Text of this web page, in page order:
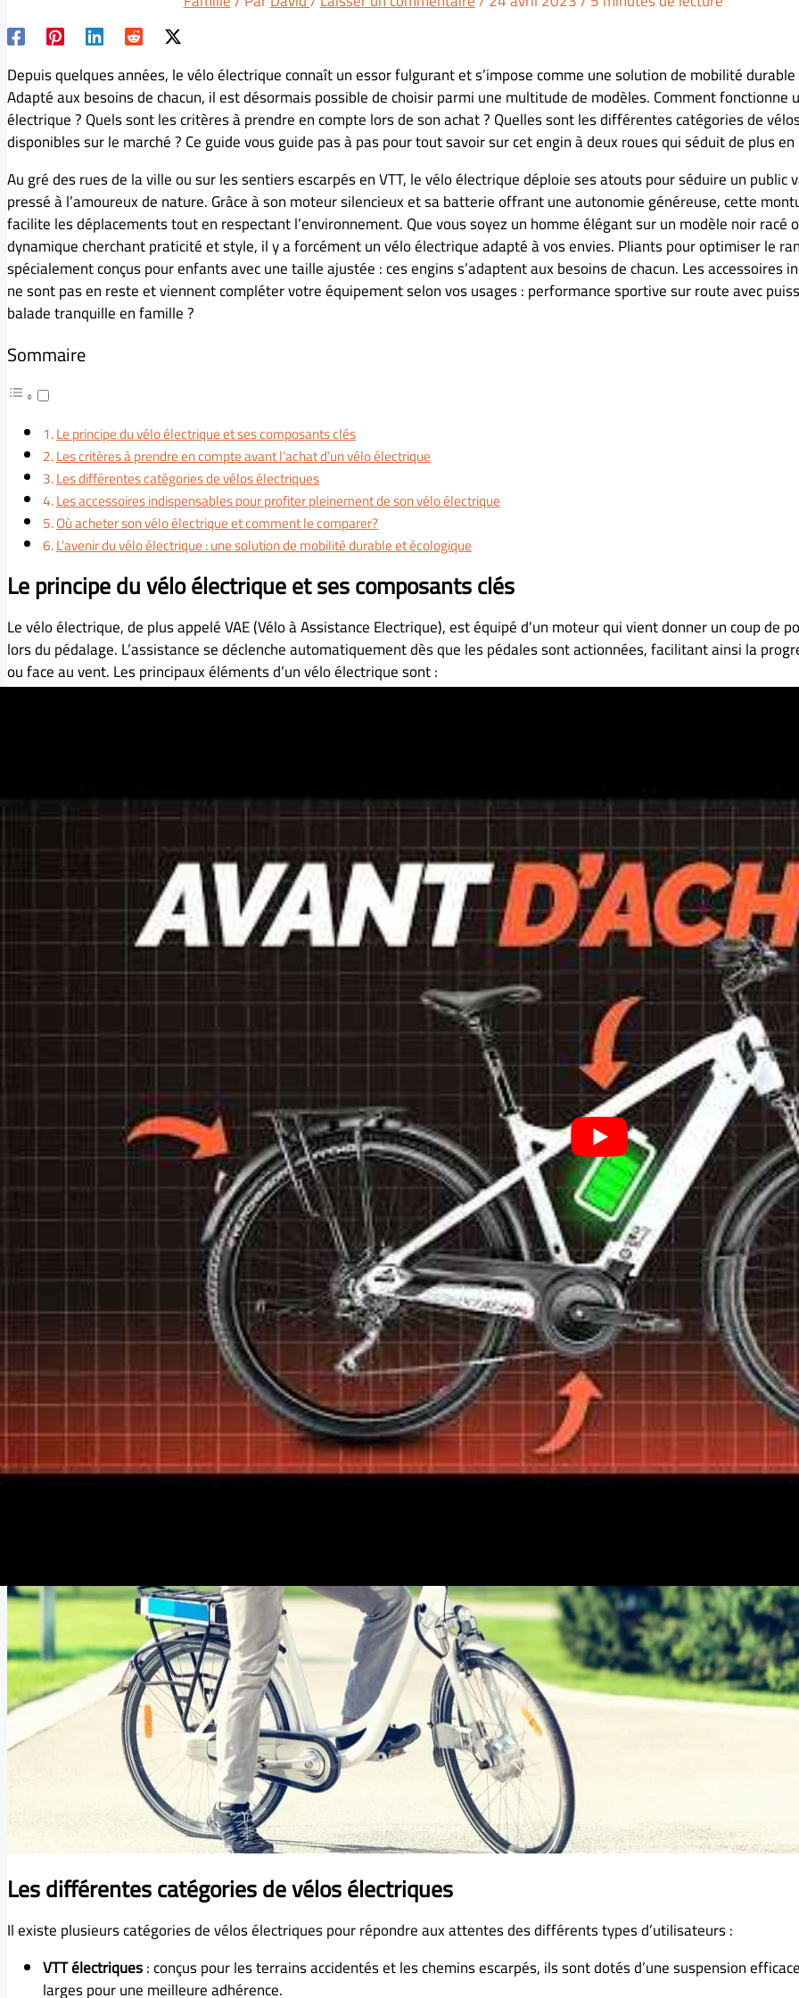
Depuis quelques années, le vélo électrique connaît un essor fulgurant et s’impose comme une solution de mobilité
Adapté aux besoins de chacun, il est désormais possible de choisir parmi une multitude de modèles. Comment fonctionne
électrique ? Quels sont les critères à prendre en compte lors de son achat ? Quelles sont les différentes catégories de
disponibles sur le marché ? Ce guide vous guide pas à pas pour tout savoir sur cet engin à deux roues qui séduit de plus en
Au gré des rues de la ville ou sur les sentiers escarpés en VTT, le vélo électrique déploie ses atouts pour séduire un public
pressé à l’amoureux de nature. Grâce à son moteur silencieux et sa batterie offrant une autonomie généreuse, cette
facilite les déplacements tout en respectant l’environnement. Que vous soyez un homme élégant sur un modèle noir racé
dynamique cherchant praticité et style, il y a forcément un vélo électrique adapté à vos envies. Pliants pour optimiser le
spécialement conçus pour enfants avec une taille ajustée : ces engins s’adaptent aux besoins de chacun. Les accessoires
ne sont pas en reste et viennent compléter votre équipement selon vos usages : performance sportive sur route avec
balade tranquille en famille ?
Sommaire
Le principe du vélo électrique et ses composants clés
Les critères à prendre en compte avant l’achat d’un vélo électrique
Les différentes catégories de vélos électriques
Les accessoires indispensables pour profiter pleinement de son vélo électrique
Où acheter son vélo électrique et comment le comparer?
L’avenir du vélo électrique : une solution de mobilité durable et écologique
Le principe du vélo électrique et ses composants clés
Le vélo électrique, de plus appelé VAE (Vélo à Assistance Electrique), est équipé d’un moteur qui vient donner un coup de
lors du pédalage. L’assistance se déclenche automatiquement dès que les pédales sont actionnées, facilitant ainsi la
ou face au vent. Les principaux éléments d’un vélo électrique sont :
l’autonomie restante.
Comment organiser des funérailles ?
Les critères à prendre en compte avant l’achat d’un vélo électrique
Pour bien choisir son vélo électrique, il est nécessaire de déterminer ses besoins en termes de confort, performance et
quelques critères à considérer :
Type de vélo : VTT électrique pour le sport, vélo de ville électrique pour les déplacements quotidiens, vélo pliant
combiner transport en commun et cyclisme, etc.
: elle influe sur la vitesse maximale et la capacité à grimper les côtes. Les moteurs de 250W
courants.
Autonomie de la batterie: variable selon la capacité (exprimée en Wh), l’usage et le niveau d’assistance. Une
est généralement suffisante pour un usage urbain.
Taille du cadre: le choix d’une taille adaptée à sa morphologie garantit un meilleur confort et une meilleure
pédalage.
Poids : un vélo électrique pèse entre 20 et 25 kg en moyenne. Un modèle léger sera plus facile à manœuvrer et à
: il varie en fonction des caractéristiques techniques, de l’équipement et de la marque. Comptez entre 1000 et
un vélo électrique de qualité.
Les différentes catégories de vélos électriques
Il existe plusieurs catégories de vélos électriques pour répondre aux attentes des différents types d’utilisateurs :
VTT électriques: conçus pour les terrains accidentés et les chemins escarpés, ils sont dotés d’une suspension
larges pour une meilleure adhérence.